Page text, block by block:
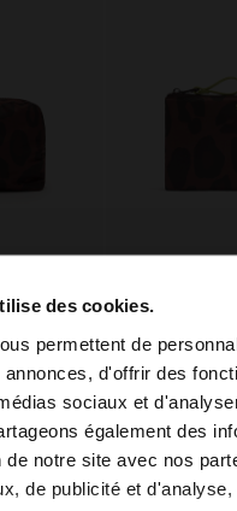
des cookies.
permettent de
d'offrir des
sociaux et
également des
de notre site avec nos
de publicité et d'analyse,
au site depuis Suisse.
site au United States?